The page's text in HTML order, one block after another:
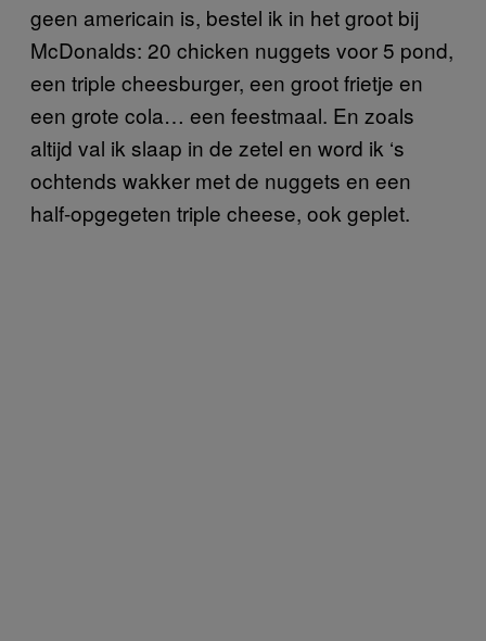
geen americain is, bestel ik in het groot bij
McDonalds: 20 chicken nuggets voor 5 pond,
een triple cheesburger, een groot frietje en
een grote cola… een feestmaal. En zoals
altijd val ik slaap in de zetel en word ik ‘s
ochtends wakker met de nuggets en een
half-opgegeten triple cheese, ook geplet.